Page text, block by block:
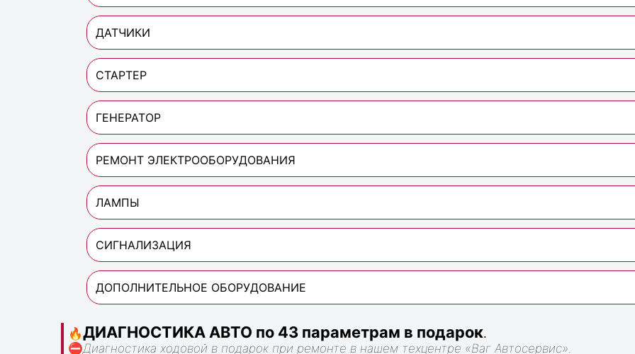
ДАТЧИКИ
СТАРТЕР
ГЕНЕРАТОР
РЕМОНТ ЭЛЕКТРООБОРУДОВАНИЯ
ЛАМПЫ
СИГНАЛИЗАЦИЯ
ДОПОЛНИТЕЛЬНОЕ ОБОРУДОВАНИЕ
🔥ДИАГНОСТИКА АВТО по 43 параметрам в подарок.
⛔Диагностика ходовой в подарок при ремонте в нашем техцентре «Ваг Автосервис».